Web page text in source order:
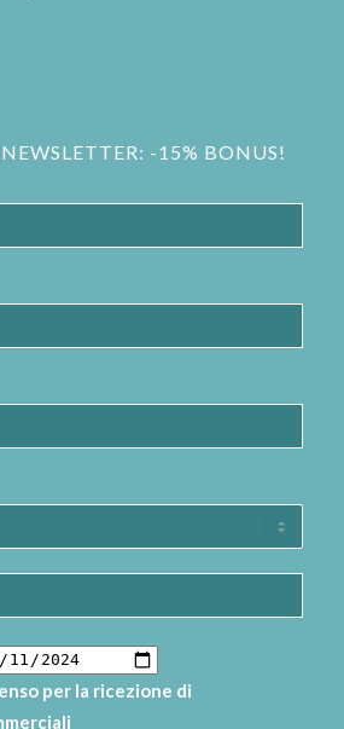
-15% BONUS!
per la ricezione di